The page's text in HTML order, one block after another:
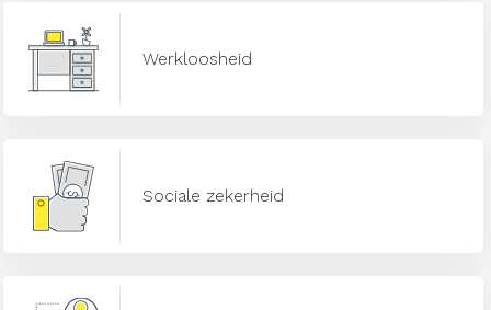
Werkloosheid
Sociale zekerheid